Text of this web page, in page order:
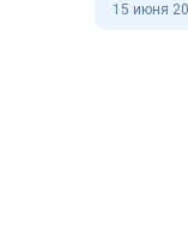
15 июня